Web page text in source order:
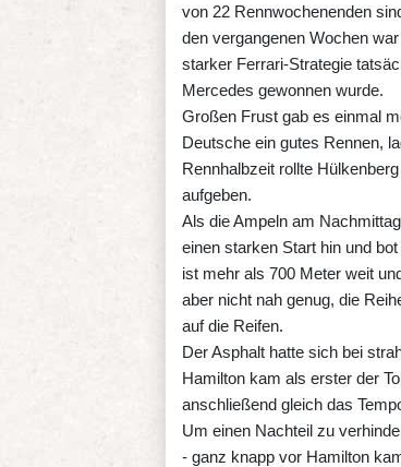
von 22 Rennwochenenden
den vergangenen Wochen
starker Ferrari-Strategie
Mercedes gewonnen wurde.
Großen Frust gab es einmal
Deutsche ein gutes Rennen,
Rennhalbzeit rollte
aufgeben.
Als die Ampeln am
einen starken Start hin und
ist mehr als 700 Meter weit
aber nicht nah genug, die
auf die Reifen.
Der Asphalt hatte sich bei
Hamilton kam als erster der
anschließend gleich das
Um einen Nachteil zu
- ganz knapp vor Hamilton